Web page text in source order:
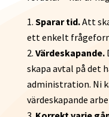
Sparar tid.Att
ett enkelt
Värdeskapande.
skapa avtal på det
administration. Ni
värdeskapande